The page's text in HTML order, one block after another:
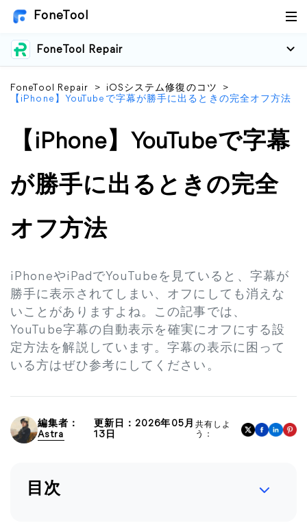
FoneTool
FoneTool Repair
FoneTool Repair > iOSシステム修復のコツ
>
【iPhone】YouTubeで字幕が勝手に出るときの完全オフ方法
【iPhone】YouTubeで字幕
が勝手に出るときの完全
オフ方法
iPhoneやiPadでYouTubeを見ていると、字幕が
勝手に表示されてしまい、オフにしても消えな
いことがありますよね。この記事では、
YouTube字幕の自動表示を確実にオフにする設
定方法を解説しています。字幕の表示に困って
いる方はぜひ参考にしてください。
編集者：
Astra
更新日：2026年05月
13日
共有しよ
う：
目次